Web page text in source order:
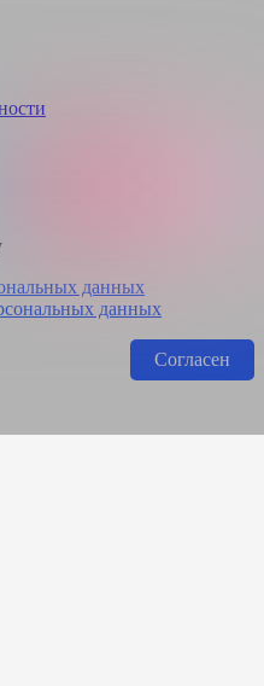
данных
данных
Согласен